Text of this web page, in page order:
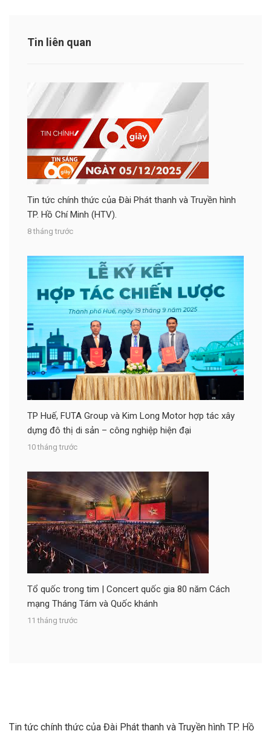
Tin liên quan
Tin tức chính thức của Đài Phát thanh và Truyền hình
TP. Hồ Chí Minh (HTV).
8 tháng trước
TP Huế, FUTA Group và Kim Long Motor hợp tác xây
dựng đô thị di sản – công nghiệp hiện đại
10 tháng trước
Tổ quốc trong tim | Concert quốc gia 80 năm Cách
mạng Tháng Tám và Quốc khánh
11 tháng trước
Tin tức chính thức của Đài Phát thanh và Truyền hình TP. Hồ